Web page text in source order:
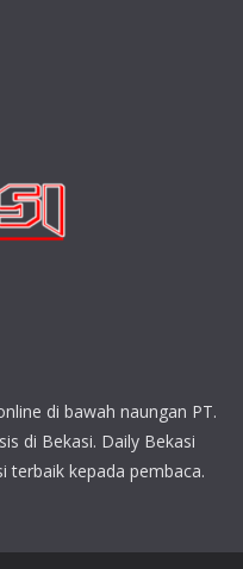
di bawah naungan PT.
di Bekasi. Daily Bekasi
kepada pembaca.